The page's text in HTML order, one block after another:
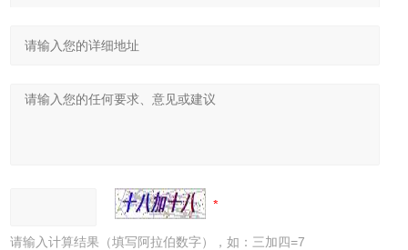
请输入计算结果（填写阿拉伯数字），如：三加四=7